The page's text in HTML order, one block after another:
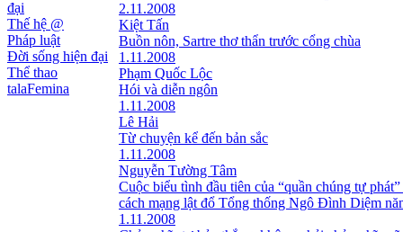
đại
Thế hệ @
Pháp luật
Đời sống hiện đại
Thể thao
talaFemina
2.11.2008
Kiệt Tấn
Buồn nôn, Sartre thơ thẩn trước cổng chùa
1.11.2008
Phạm Quốc Lộc
Hói và diễn ngôn
1.11.2008
Lê Hải
Từ chuyện kể đến bản sắc
1.11.2008
Nguyễn Tường Tâm
Cuộc biểu tình đầu tiên của “quần chúng tự
cách mạng lật đổ Tổng thống Ngô Đình Diệm
1.11.2008